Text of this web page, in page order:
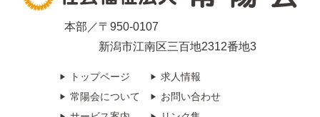
本部／〒950-0107
新潟市江南区三百地2312番地3
トップページ
常陽会について
求人情報
お問い合わせ